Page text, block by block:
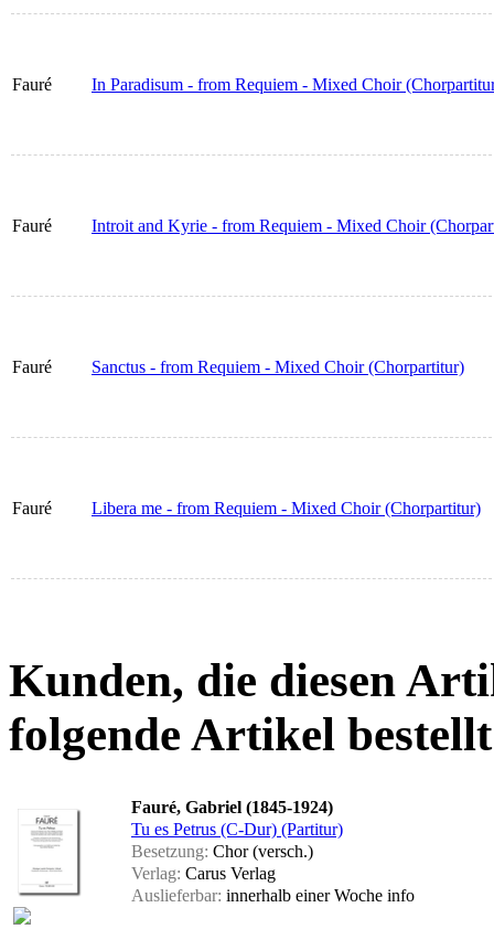
Fauré In Paradisum - from Requiem - Mixed Choir
Fauré Introit and Kyrie - from Requiem - Mixed Choir
Fauré Sanctus - from Requiem - Mixed Choir (Chorpartitur)
Fauré Libera me - from Requiem - Mixed Choir (Chorpartitur)
Kunden, die diesen
folgende Artikel
Fauré, Gabriel (1845-1924)
Tu es Petrus (C-Dur) (Partitur)
Besetzung: Chor (versch.)
Verlag: Carus Verlag
Auslieferbar: innerhalb einer Woche info